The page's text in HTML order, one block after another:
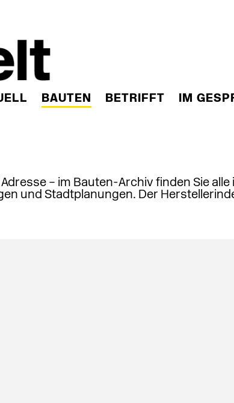
BAUTEN BETRIFFT IM
– im Bauten-Archiv finden Sie
und Stadtplanungen. Der